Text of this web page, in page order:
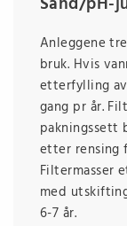
Anleggene
bruk. Hvis
etterfylling
gang pr år.
pakningssett
etter rensing
Filtermasser
med
6-7 år.